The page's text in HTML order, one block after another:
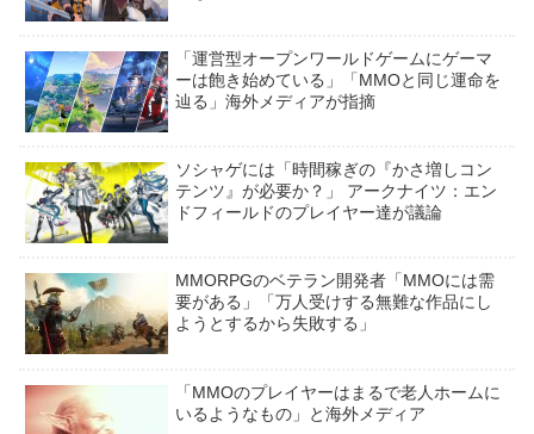
「運営型オープンワールドゲームにゲーマ
ーは飽き始めている」「MMOと同じ運命を
辿る」海外メディアが指摘
ソシャゲには「時間稼ぎの『かさ増しコン
テンツ』が必要か？」 アークナイツ：エン
ドフィールドのプレイヤー達が議論
MMORPGのベテラン開発者「MMOには需
要がある」「万人受けする無難な作品にし
ようとするから失敗する」
「MMOのプレイヤーはまるで老人ホームに
いるようなもの」と海外メディア